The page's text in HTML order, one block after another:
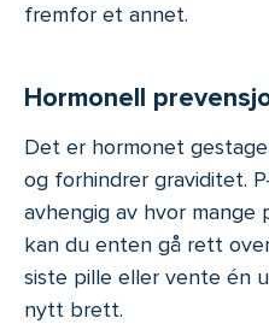
fremfor et annet.
Hormonell
Det er hormonet
og forhindrer graviditet.
avhengig av hvor
kan du enten gå rett
siste pille eller vente én
nytt brett.